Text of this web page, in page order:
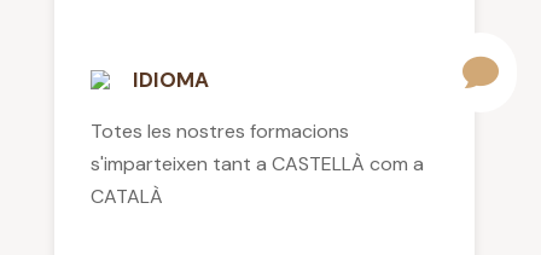
IDIOMA
Totes les nostres formacions
s'imparteixen tant a CASTELLÀ com a
CATALÀ